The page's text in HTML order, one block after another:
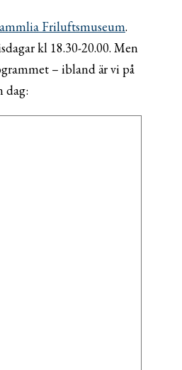
Friluftsmuseum.
kl 18.30-20.00. Men
– ibland är vi på
dag: